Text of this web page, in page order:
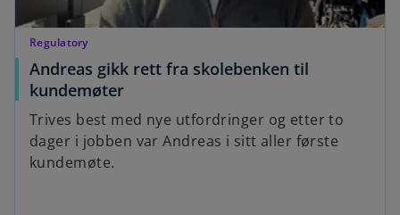
Regulatory
Andreas gikk rett fra skolebenken til
kundemøter
Trives best med nye utfordringer og etter to
dager i jobben var Andreas i sitt aller første
kundemøte.